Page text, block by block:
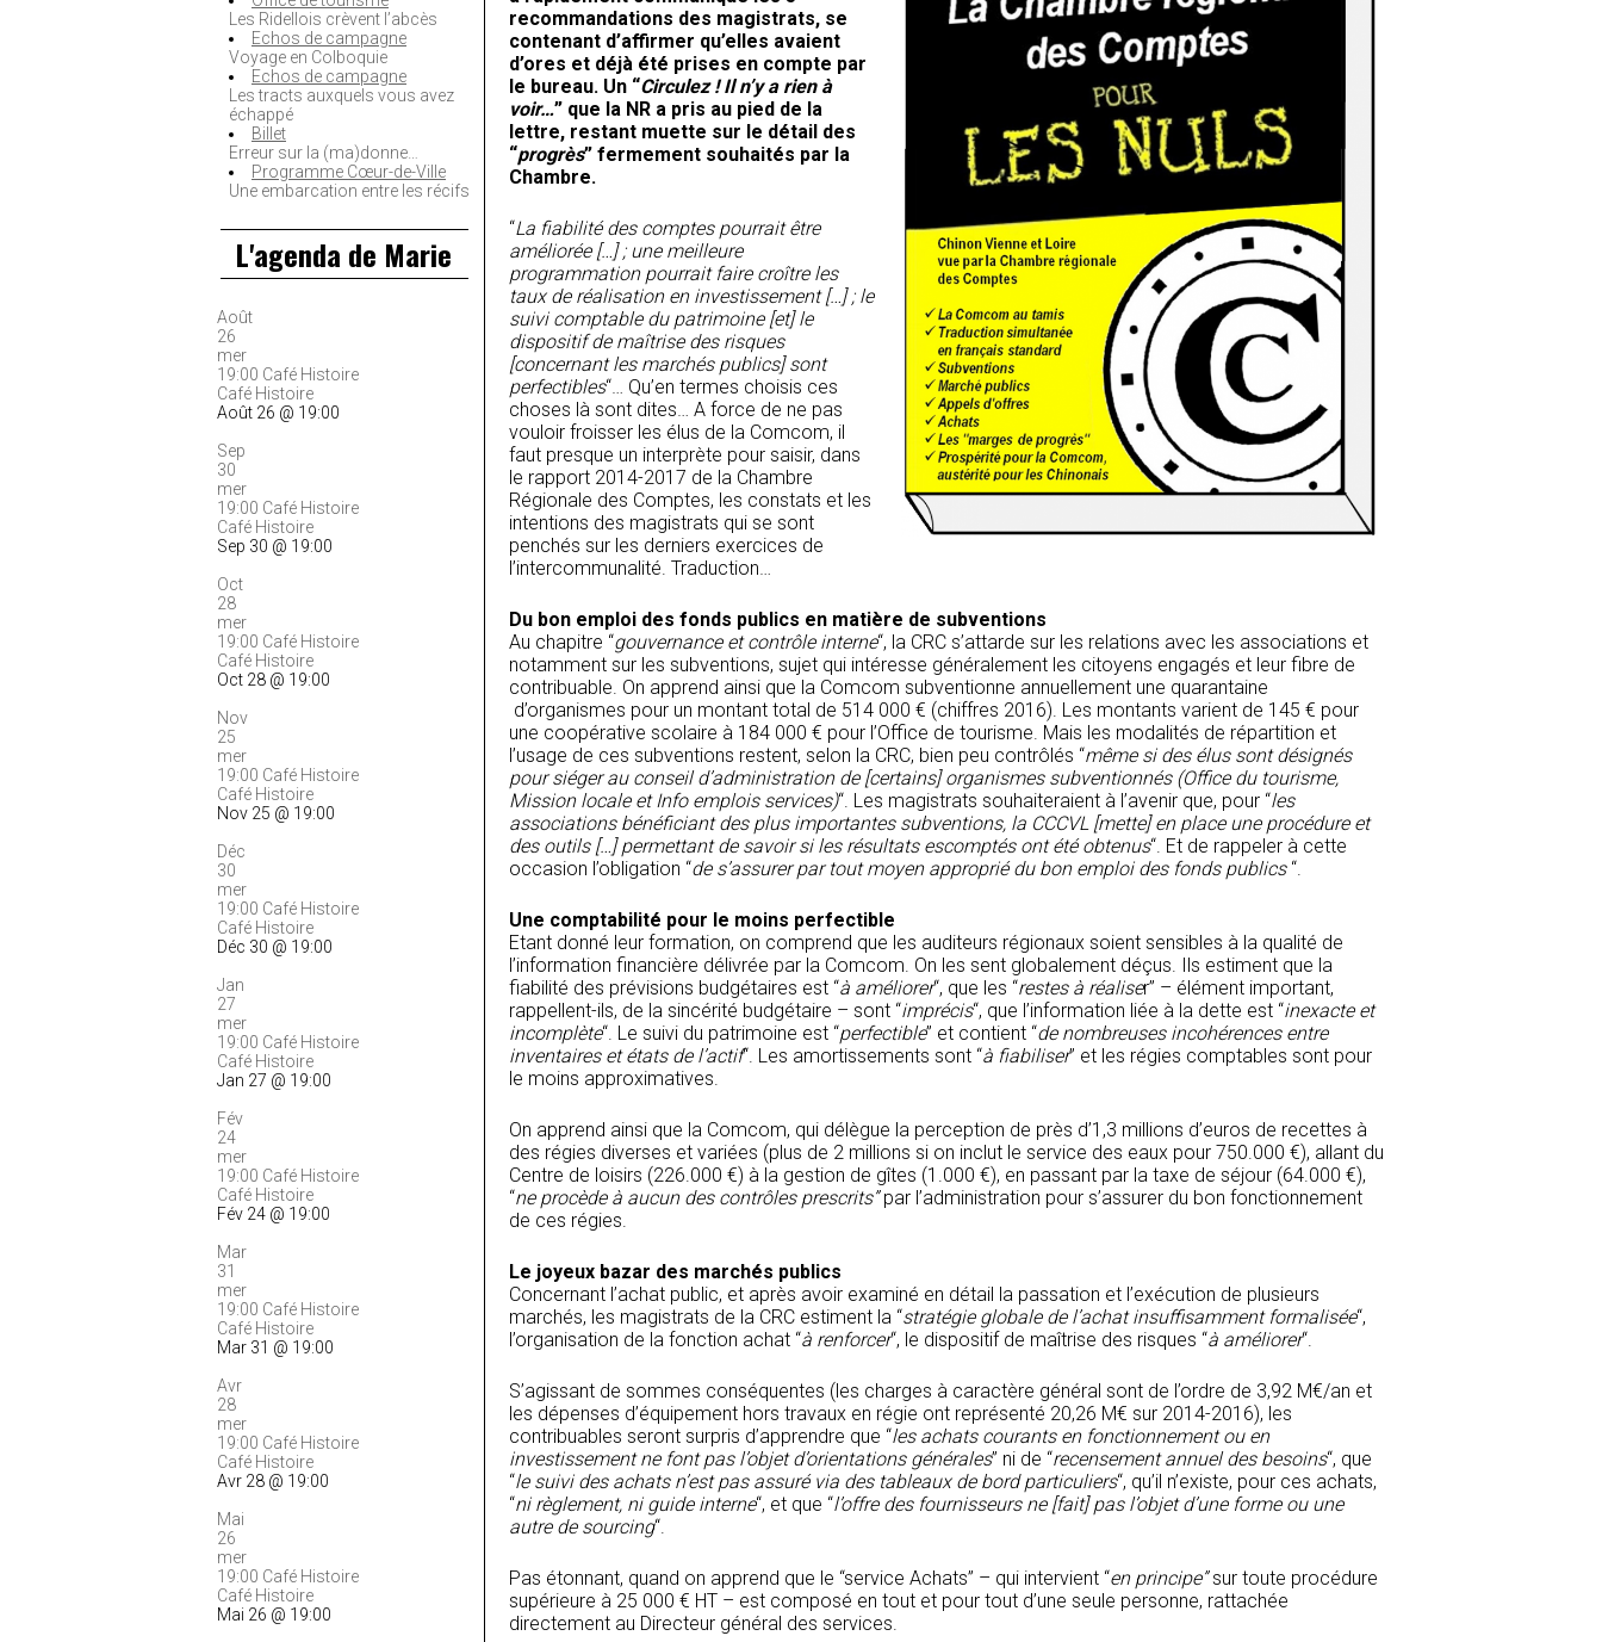
Les Ridellois crèvent l’abcès
Echos de campagne
Voyage en Colboquie
Echos de campagne
Les tracts auxquels vous avez
échappé
Billet
Erreur sur la (ma)donne…
Programme Cœur-de-Ville
Une embarcation entre les récifs
L'agenda de Marie
Août
26
mer
19:00 Café Histoire
Café Histoire
Août 26 @ 19:00
Sep
30
mer
19:00 Café Histoire
Café Histoire
Sep 30 @ 19:00
Oct
28
mer
19:00 Café Histoire
Café Histoire
Oct 28 @ 19:00
Nov
25
mer
19:00 Café Histoire
Café Histoire
Nov 25 @ 19:00
Déc
30
mer
19:00 Café Histoire
Café Histoire
Déc 30 @ 19:00
Jan
27
mer
19:00 Café Histoire
Café Histoire
Jan 27 @ 19:00
Fév
24
mer
19:00 Café Histoire
Café Histoire
Fév 24 @ 19:00
Mar
31
mer
19:00 Café Histoire
Café Histoire
Mar 31 @ 19:00
Avr
28
mer
19:00 Café Histoire
Café Histoire
Avr 28 @ 19:00
Mai
26
mer
19:00 Café Histoire
Café Histoire
Mai 26 @ 19:00
recommandations des magistrats, se
contenant d’affirmer qu’elles avaient
d’ores et déjà été prises en compte par
le bureau. Un “Circulez ! Il n’y a rien à
voir…” que la NR a pris au pied de la
lettre, restant muette sur le détail des
“progrès” fermement souhaités par la
Chambre.
“La fiabilité des comptes pourrait être
améliorée […] ; une meilleure
programmation pourrait faire croître les
taux de réalisation en investissement […] ; le
suivi comptable du patrimoine [et] le
dispositif de maîtrise des risques
[concernant les marchés publics] sont
perfectibles“… Qu’en termes choisis ces
choses là sont dites… A force de ne pas
vouloir froisser les élus de la Comcom, il
faut presque un interprète pour saisir, dans
le rapport 2014-2017 de la Chambre
Régionale des Comptes, les constats et les
intentions des magistrats qui se sont
penchés sur les derniers exercices de
l’intercommunalité. Traduction…
Du bon emploi des fonds publics en matière de subventions
Au chapitre “gouvernance et contrôle interne“, la CRC s’attarde sur les relations avec les associations et
notamment sur les subventions, sujet qui intéresse généralement les citoyens engagés et leur fibre de
contribuable. On apprend ainsi que la Comcom subventionne annuellement une quarantaine
d’organismes pour un montant total de 514 000 € (chiffres 2016). Les montants varient de 145 € pour
une coopérative scolaire à 184 000 € pour l’Office de tourisme. Mais les modalités de répartition et
l’usage de ces subventions restent, selon la CRC, bien peu contrôlés “même si des élus sont désignés
pour siéger au conseil d’administration de [certains] organismes subventionnés (Office du tourisme,
Mission locale et Info emplois services)“. Les magistrats souhaiteraient à l’avenir que, pour “les
associations bénéficiant des plus importantes subventions, la CCCVL [mette] en place une procédure et
des outils […] permettant de savoir si les résultats escomptés ont été obtenus“. Et de rappeler à cette
occasion l’obligation “de s’assurer par tout moyen approprié du bon emploi des fonds publics “.
Une comptabilité pour le moins perfectible
Etant donné leur formation, on comprend que les auditeurs régionaux soient sensibles à la qualité de
l’information financière délivrée par la Comcom. On les sent globalement déçus. Ils estiment que la
fiabilité des prévisions budgétaires est “à améliorer“, que les “restes à réaliser” – élément important,
rappellent-ils, de la sincérité budgétaire – sont “imprécis“, que l’information liée à la dette est “inexacte et
incomplète“. Le suivi du patrimoine est “perfectible” et contient “de nombreuses incohérences entre
inventaires et états de l’actif“. Les amortissements sont “à fiabiliser” et les régies comptables sont pour
le moins approximatives.
On apprend ainsi que la Comcom, qui délègue la perception de près d’1,3 millions d’euros de recettes à
des régies diverses et variées (plus de 2 millions si on inclut le service des eaux pour 750.000 €), allant du
Centre de loisirs (226.000 €) à la gestion de gîtes (1.000 €), en passant par la taxe de séjour (64.000 €),
“ne procède à aucun des contrôles prescrits”par l’administration pour s’assurer du bon fonctionnement
de ces régies.
Le joyeux bazar des marchés publics
Concernant l’achat public, et après avoir examiné en détail la passation et l’exécution de plusieurs
marchés, les magistrats de la CRC estiment la “stratégie globale de l’achat insuffisamment formalisée“,
l’organisation de la fonction achat “à renforcer“, le dispositif de maîtrise des risques “à améliorer“.
S’agissant de sommes conséquentes (les charges à caractère général sont de l’ordre de 3,92 M€/an et
les dépenses d’équipement hors travaux en régie ont représenté 20,26 M€ sur 2014-2016), les
contribuables seront surpris d’apprendre que “les achats courants en fonctionnement ou en
investissement ne font pas l’objet d’orientations générales” ni de “recensement annuel des besoins“, que
“le suivi des achats n’est pas assuré via des tableaux de bord particuliers“, qu’il n’existe, pour ces achats,
“ni règlement, ni guide interne“, et que “l’offre des fournisseurs ne [fait] pas l’objet d’une forme ou une
autre de sourcing“.
Pas étonnant, quand on apprend que le “service Achats” – qui intervient “en principe”sur toute procédure
supérieure à 25 000 € HT – est composé en tout et pour tout d’une seule personne, rattachée
directement au Directeur général des services.